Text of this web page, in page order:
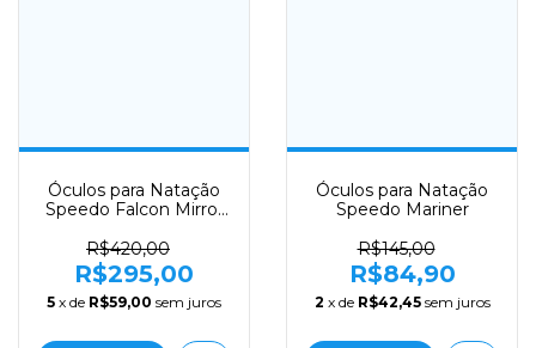
Óculos para Natação
Speedo Falcon Mirror
R$420,00
R$295,00
5 x de R$59,00 sem juros
Óculos para Natação
Speedo Mariner
R$145,00
R$84,90
2 x de R$42,45 sem juros